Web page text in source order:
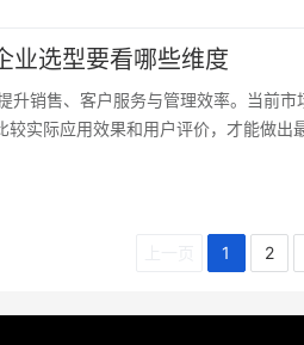
业选型要看哪些维度
升销售、客户服务与管理效率。当前
实际应用效果和用户评价，才能做出
1 2